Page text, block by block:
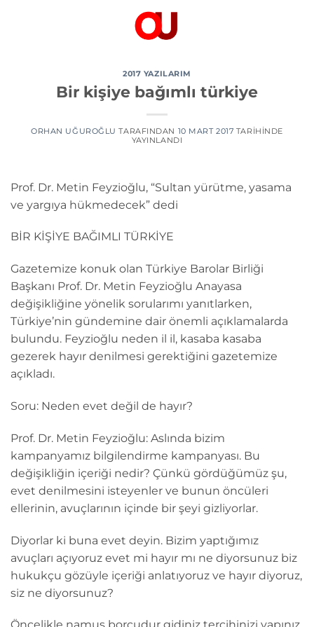
2017 YAZILARIM
Bir kişiye bağımlı türkiye
ORHAN UĞUROĞLU TARAFINDAN 10 MART 2017 TARIHINDE
YAYINLANDI
Prof. Dr. Metin Feyzioğlu, “Sultan yürütme, yasama
ve yargıya hükmedecek” dedi
BİR KİŞİYE BAĞIMLI TÜRKİYE
Gazetemize konuk olan Türkiye Barolar Birliği
Başkanı Prof. Dr. Metin Feyzioğlu Anayasa
değişikliğine yönelik sorularımı yanıtlarken,
Türkiye’nin gündemine dair önemli açıklamalarda
bulundu. Feyzioğlu neden il il, kasaba kasaba
gezerek hayır denilmesi gerektiğini gazetemize
açıkladı.
Soru: Neden evet değil de hayır?
Prof. Dr. Metin Feyzioğlu: Aslında bizim
kampanyamız bilgilendirme kampanyası. Bu
değişikliğin içeriği nedir? Çünkü gördüğümüz şu,
evet denilmesini isteyenler ve bunun öncüleri
ellerinin, avuçlarının içinde bir şeyi gizliyorlar.
Diyorlar ki buna evet deyin. Bizim yaptığımız
avuçları açıyoruz evet mi hayır mı ne diyorsunuz biz
hukukçu gözüyle içeriği anlatıyoruz ve hayır diyoruz,
siz ne diyorsunuz?